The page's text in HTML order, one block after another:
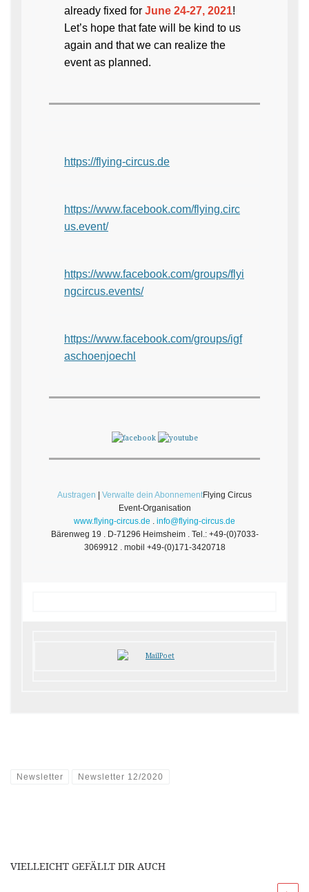
already fixed for June 24-27, 2021!
Let’s hope that fate will be kind to us
again and that we can realize the
event as planned.
https://flying-circus.de
https://www.facebook.com/flying.circ
us.event/
https://www.facebook.com/groups/flyi
ngcircus.events/
https://www.facebook.com/groups/igf
aschoenjoechl
Austragen | Verwalte dein AbonnementFlying Circus
Event-Organisation
www.flying-circus.de
info@flying-circus.de
Bärenweg 19 . D-71296 Heimsheim . Tel.: +49-(0)7033-
3069912 . mobil +49-(0)171-3420718
Newsletter Newsletter 12/2020
VIELLEICHT GEFÄLLT DIR AUCH